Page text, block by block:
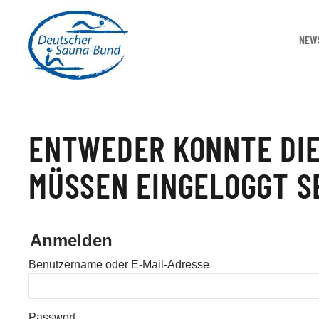
ENTWEDER KONNTE
MÜSSEN EINGELOGGT
Anmelden
Benutzername oder E-Mail-Adresse